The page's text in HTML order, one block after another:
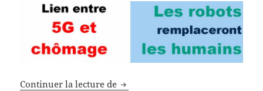
Continuer la lecture de Infos 5G du 7 décembre 2020